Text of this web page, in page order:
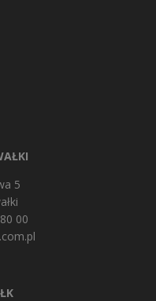
5
00